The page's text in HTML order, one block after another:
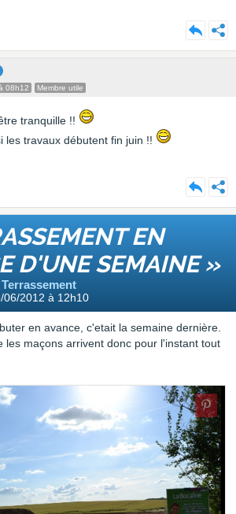
08h12 Membre utile
tranquille !!
les travaux débutent fin juin !!
EN
D'UNE SEMAINE »
06/2012 à 12h10
en avance, c'etait la semaine dernière.
les maçons arrivent donc pour l'instant tout